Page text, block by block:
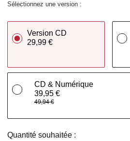
Sélectionnez une version :
Version CD
29,99 €
CD & Numérique
39,95 €
49,94 €
Quantité souhaitée :